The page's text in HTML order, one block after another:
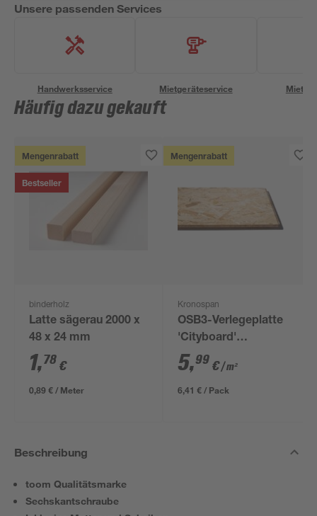
Unsere passenden Services
Handwerksservice Mietgeräteservice
Häufig dazu gekauft
Mengenrabatt
Bestseller
binderholz
Latte sägerau 2000 x
48 x 24 mm
1,78 €
0,89 € / Meter
Mengenrabatt
Kronospan
OSB3-Verlegeplatte
'Cityboard'
ungeschliffen 1690 x
634 x 12 mm
5,99 €/ m²
6,41 € / Pack
Beschreibung
toom Qualitätsmarke
Sechskantschraube